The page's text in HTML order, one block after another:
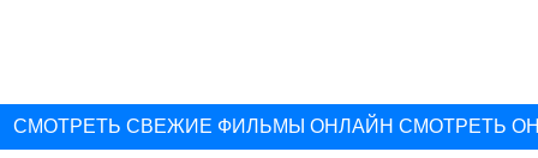
СМОТРЕТЬ СВЕЖИЕ ФИЛЬМЫ ОНЛАЙН СМОТРЕТЬ